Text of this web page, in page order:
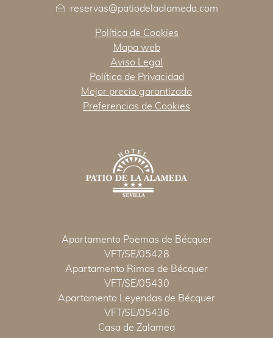
reservas@patiodelaalameda.com
Política de Cookies
Mapa web
Aviso Legal
Política de Privacidad
Mejor precio garantizado
Preferencias de Cookies
Apartamento Poemas de Bécquer
VFT/SE/05428
Apartamento Rimas de Bécquer
VFT/SE/05430
Apartamento Leyendas de Bécquer
VFT/SE/05436
Casa de Zalamea